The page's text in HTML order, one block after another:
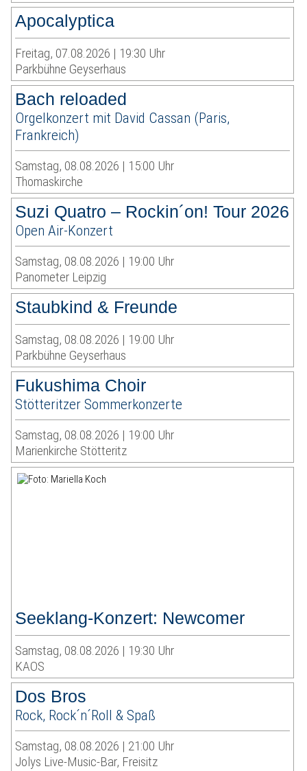
Apocalyptica
Freitag, 07.08.2026 | 19:30 Uhr
Parkbühne Geyserhaus
Bach reloaded
Orgelkonzert mit David Cassan (Paris,
Frankreich)
Samstag, 08.08.2026 | 15:00 Uhr
Thomaskirche
Suzi Quatro – Rockin´on! Tour 2026
Open Air-Konzert
Samstag, 08.08.2026 | 19:00 Uhr
Panometer Leipzig
Staubkind & Freunde
Samstag, 08.08.2026 | 19:00 Uhr
Parkbühne Geyserhaus
Fukushima Choir
Stötteritzer Sommerkonzerte
Samstag, 08.08.2026 | 19:00 Uhr
Marienkirche Stötteritz
Seeklang-Konzert: Newcomer
Samstag, 08.08.2026 | 19:30 Uhr
KAOS
Dos Bros
Rock, Rock´n´Roll & Spaß
Samstag, 08.08.2026 | 21:00 Uhr
Jolys Live-Music-Bar, Freisitz